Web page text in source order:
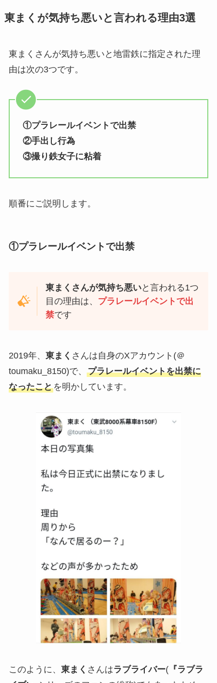
東まくが気持ち悪いと言われる理由3選
東まくさんが気持ち悪いと地雷鉄に指定された理
由は次の3つです。
①プラレールイベントで出禁
②手出し行為
③撮り鉄女子に粘着
順番にご説明します。
①プラレールイベントで出禁
東まくさんが気持ち悪いと言われる1つ
目の理由は、 プラレールイベントで出
禁です
2019年、 東まく さんは自身のXアカウント(＠
toumaku_8150)で、 プラレールイベントを出禁に
なったことを明かしています。
このように、 東まく さんはラブライバー(『ラブラ